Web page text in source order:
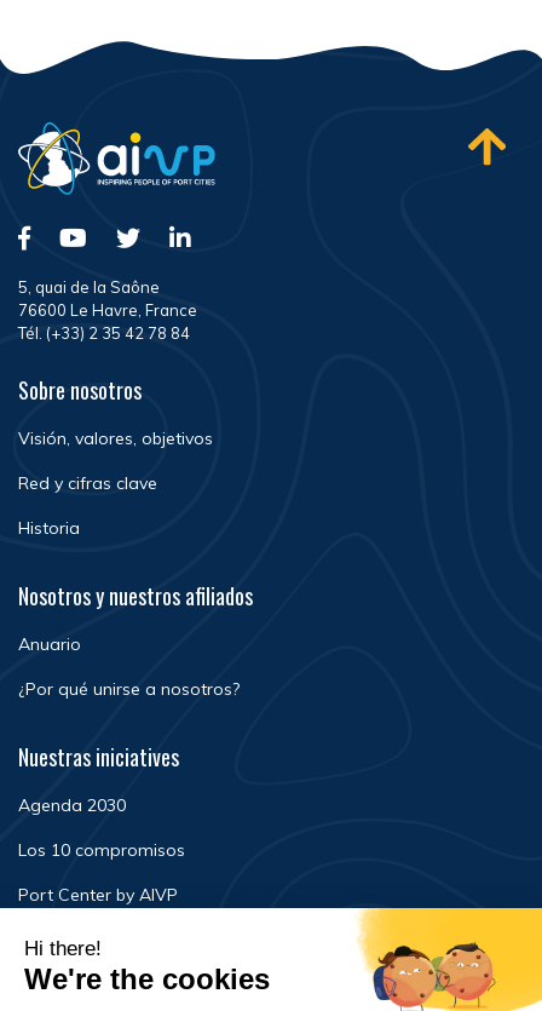
5, quai de la Saône
76600 Le Havre, France
Tél. (+33) 2 35 42 78 84
Sobre nosotros
Visión, valores, objetivos
Red y cifras clave
Historia
Nosotros y nuestros afiliados
Anuario
¿Por qué unirse a nosotros?
Nuestras iniciatives
Agenda 2030
Los 10 compromisos
Port Center by AIVP
Noticias